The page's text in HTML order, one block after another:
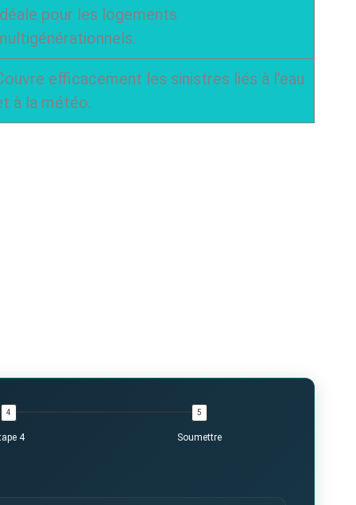
pour les logements
efficacement les sinistres liés à l’eau
à la météo.
4 Soumettre